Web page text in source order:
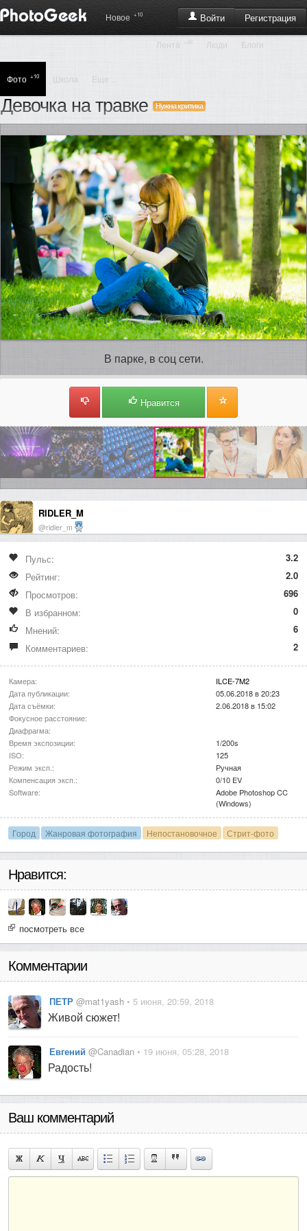
Войти Регистрация
Новое +10
Лента +46 Люди Блоги
Фото +10 Школа Еще ...
Девочка на травке Нужна критика
В парке, в соц сети.
Нравится
RIDLER_M
@ridler_m
Пульс:
3.2
Рейтинг:
2.0
Просмотров:
696
В избранном:
0
Мнений:
6
Комментариев:
2
Камера:
ILCE-7M2
Дата публикации:
05.06.2018 в 20:23
Дата съёмки:
2.06.2018 в 15:02
Фокусное расстояние:
Диафрагма:
Время экспозиции:
1/200s
ISO:
125
Режим эксп.:
Ручная
Компенсация эксп.:
0/10 EV
Software:
Adobe Photoshop CC
(Windows)
Город Жанровая фотография Непостановочное Стрит-фото
Нравится:
посмотреть все
Комментарии
ПЕТР @mat1yash • 5 июня, 20:59, 2018
Живой сюжет!
Евгений @Canadian • 19 июня, 05:28, 2018
Радость!
Ваш комментарий